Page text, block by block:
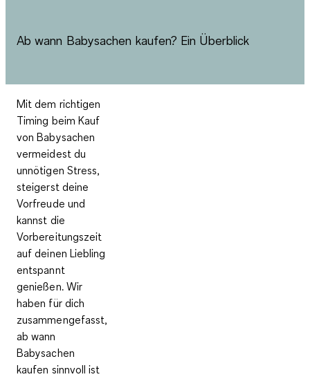
Ab wann Babysachen kaufen? Ein Überblick
Mit dem richtigen
Timing beim Kauf
von Babysachen
vermeidest du
unnötigen Stress,
steigerst deine
Vorfreude und
kannst die
Vorbereitungszeit
auf deinen Liebling
entspannt
genießen. Wir
haben für dich
zusammengefasst,
ab wann
Babysachen
kaufen sinnvoll ist